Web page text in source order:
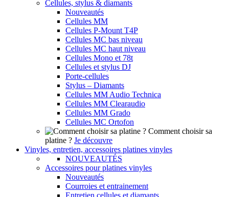
Cellules, stylus & diamants
Nouveautés
Cellules MM
Cellules P-Mount T4P
Cellules MC bas niveau
Cellules MC haut niveau
Cellules Mono et 78t
Cellules et stylus DJ
Porte-cellules
Stylus – Diamants
Cellules MM Audio Technica
Cellules MM Clearaudio
Cellules MM Grado
Cellules MC Ortofon
Comment choisir sa
platine ? Je découvre
Vinyles, entretien, accessoires platines vinyles
NOUVEAUTÉS
Accessoires pour platines vinyles
Nouveautés
Courroies et entrainement
Entretien cellules et diamants